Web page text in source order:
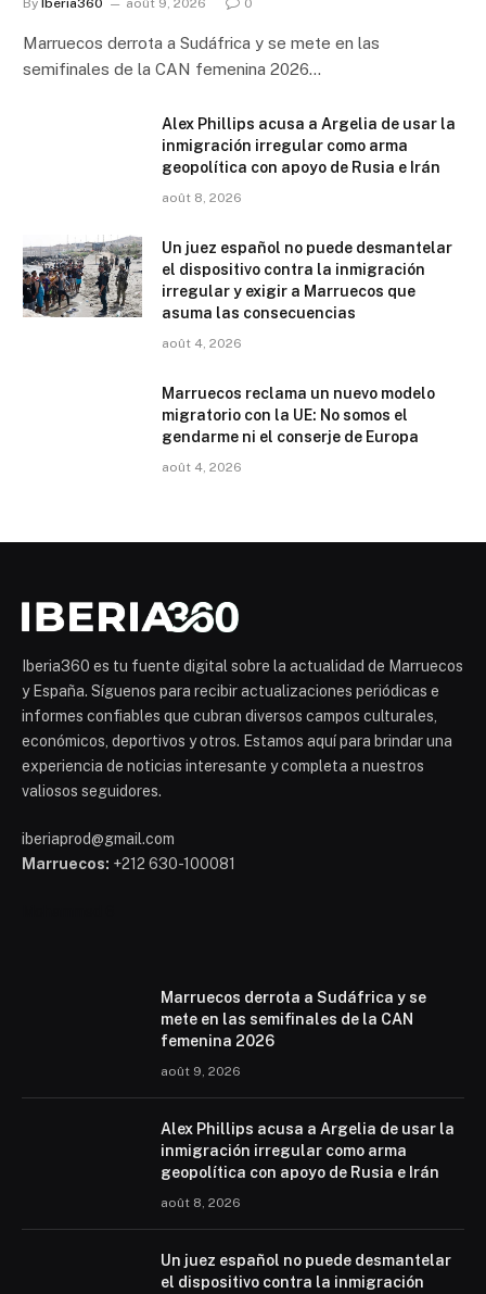
Marruecos derrota a Sudáfrica y se mete en las
semifinales de la CAN femenina 2026…
Alex Phillips acusa a Argelia de usar la
inmigración irregular como arma
geopolítica con apoyo de Rusia e Irán
août 8, 2026
Un juez español no puede desmantelar
el dispositivo contra la inmigración
irregular y exigir a Marruecos que
asuma las consecuencias
août 4, 2026
Marruecos reclama un nuevo modelo
migratorio con la UE: No somos el
gendarme ni el conserje de Europa
août 4, 2026
Iberia360 es tu fuente digital sobre la actualidad de Marruecos
y España. Síguenos para recibir actualizaciones periódicas e
informes confiables que cubran diversos campos culturales,
económicos, deportivos y otros. Estamos aquí para brindar una
experiencia de noticias interesante y completa a nuestros
valiosos seguidores.
iberiaprod@gmail.com
Marruecos: +212 630-100081
Marruecos derrota a Sudáfrica y se
mete en las semifinales de la CAN
femenina 2026
août 9, 2026
Alex Phillips acusa a Argelia de usar la
inmigración irregular como arma
geopolítica con apoyo de Rusia e Irán
août 8, 2026
Un juez español no puede desmantelar
el dispositivo contra la inmigración